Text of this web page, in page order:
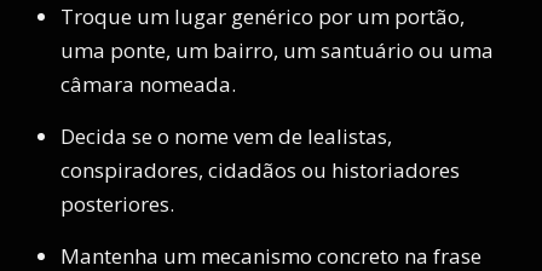
Troque um lugar genérico por um portão,
uma ponte, um bairro, um santuário ou uma
câmara nomeada.
Decida se o nome vem de lealistas,
conspiradores, cidadãos ou historiadores
posteriores.
Mantenha um mecanismo concreto na frase